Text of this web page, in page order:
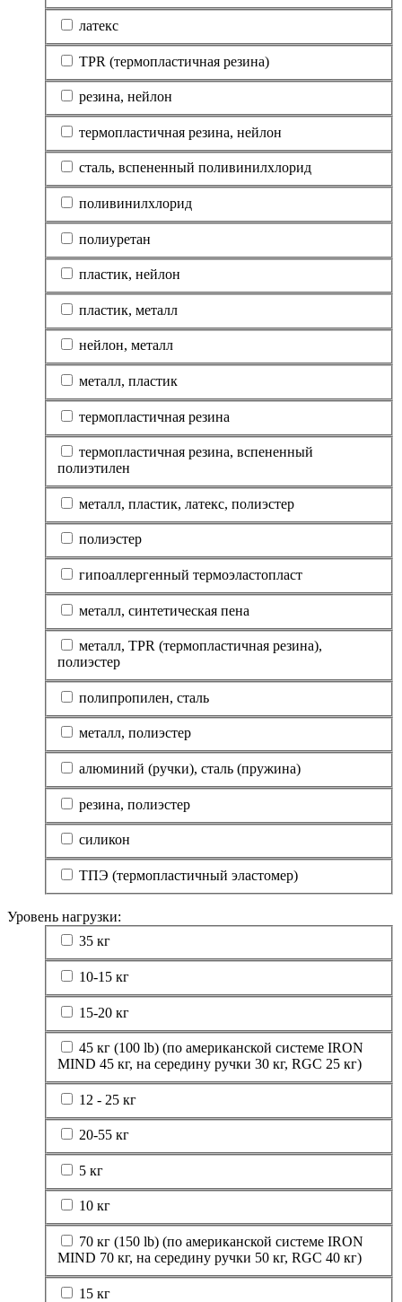
латекс
TPR (термопластичная резина)
резина, нейлон
термопластичная резина, нейлон
сталь, вспененный поливинилхлорид
поливинилхлорид
полиуретан
пластик, нейлон
пластик, металл
нейлон, металл
металл, пластик
термопластичная резина
термопластичная резина, вспененный
полиэтилен
металл, пластик, латекс, полиэстер
полиэстер
гипоаллергенный термоэластопласт
металл, синтетическая пена
металл, TPR (термопластичная резина),
полиэстер
полипропилен, сталь
металл, полиэстер
алюминий (ручки), сталь (пружина)
резина, полиэстер
силикон
ТПЭ (термопластичный эластомер)
Уровень нагрузки:
35 кг
10-15 кг
15-20 кг
45 кг (100 lb) (по американской системе IRON
MIND 45 кг, на середину ручки 30 кг, RGC 25 кг)
12 - 25 кг
20-55 кг
5 кг
10 кг
70 кг (150 lb) (по американской системе IRON
MIND 70 кг, на середину ручки 50 кг, RGC 40 кг)
15 кг